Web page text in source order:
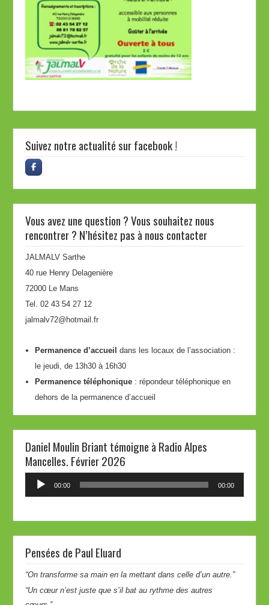
Suivez notre actualité sur facebook !
Vous avez une question ? Vous souhaitez nous
rencontrer ? N’hésitez pas à nous contacter
JALMALV Sarthe
40 rue Henry Delagenière
72000 Le Mans
Tel. 02 43 54 27 12
jalmalv72@hotmail.fr
Permanence d’accueil dans les locaux de l’association :
le jeudi, de 13h30 à 16h30
Permanence téléphonique : répondeur téléphonique en
dehors de la permanence d’accueil
Daniel Moulin Briant témoigne à Radio Alpes
Mancelles. Février 2026
Lecteur
00:00 00:00
Pensées de Paul Eluard
“On transforme sa main en la mettant dans celle d’un autre.”
“Un cœur n’est juste que s’il bat au rythme des autres